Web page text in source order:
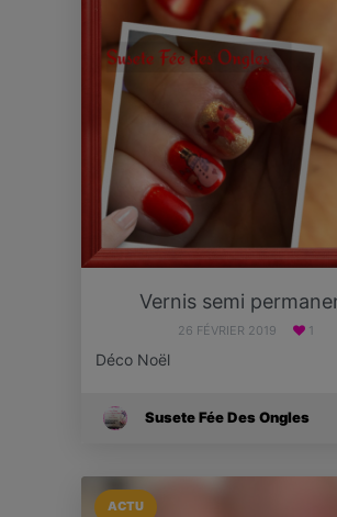
Vernis semi
26 FÉVRIER 2019 1
Déco Noël
Susete Fée Des Ongles
ACTU